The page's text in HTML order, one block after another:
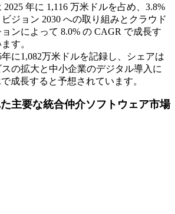
年に 1,116 万米ドルを占め、3.8%
ジョン 2030 への取り組みとクラウド
ンによって 8.0% の CAGR で成長す
す。
に1,082万米ドルを記録し、シェアは
の拡大と中​​小企業のデジタル導入に
成長すると予想されています。
主要な統合仲介ソフトウェア市場